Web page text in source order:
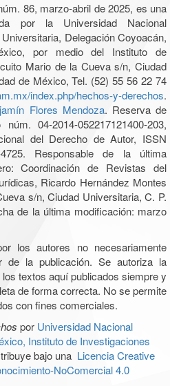
86, marzo-abril de 2025, es una
por la Universidad Nacional
Delegación Coyoacán,
por medio del Instituto de
Mario de la Cueva s/n, Ciudad
de México, Tel. (52) 55 56 22 74
index.php/hechos-y-derechos.
Flores Mendoza. Reserva de
04-2014-052217121400-203,
del Derecho de Autor, ISSN
Responsable de la última
Coordinación de Revistas del
Ricardo Hernández Montes
s/n, Ciudad Universitaria, C. P.
de la última modificación: marzo
los autores no necesariamente
de la publicación. Se autoriza la
textos aquí publicados siempre y
de forma correcta. No se permite
con fines comerciales.
por Universidad Nacional
Instituto de Investigaciones
bajo una Licencia Creative
NoComercial 4.0